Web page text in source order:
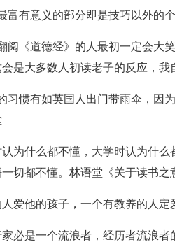
富有意义的部分即是技巧以外的
阅《道德经》的人最初一定会大
会是大多数人初读老子的反应，
习惯有如英国人出门带雨伞，因
为什么都不懂，大学时认为什
切都不懂。林语堂《关于读书之
人爱他的孩子，一个有教养的人
必是一个流浪者，经历者流浪